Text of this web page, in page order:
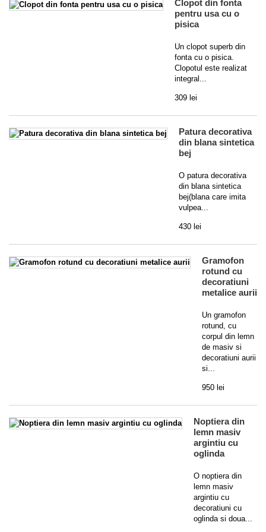
Clopot din fonta
pentru usa cu o
pisica
Un clopot superb din
fonta cu o pisica.
Clopotul este realizat
integral...
309 lei
Patura decorativa
din blana sintetica
bej
O patura decorativa
din blana sintetica
bej(blana care imita
vulpea...
430 lei
Gramofon
rotund cu
decoratiuni
metalice aurii
Un gramofon
rotund, cu
corpul din lemn
de masiv si
decoratiuni aurii
si...
950 lei
Noptiera din
lemn masiv
argintiu cu
oglinda
O noptiera din
lemn masiv
argintiu cu
decoratiuni cu
oglinda si doua...